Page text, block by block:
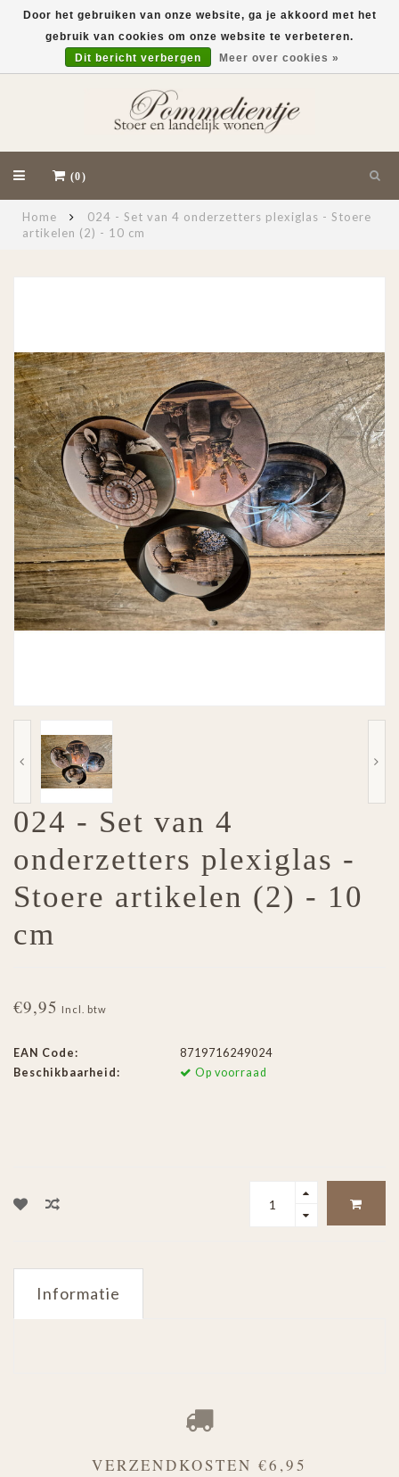
(0)
Home
024 - Set van 4 onderzetters plexiglas - Stoere
artikelen (2) - 10 cm
024 - Set van 4
onderzetters plexiglas -
Stoere artikelen (2) - 10
cm
€9,95 Incl. btw
EAN Code:
8719716249024
Beschikbaarheid:
Op voorraad
Informatie
Door het gebruiken van onze website, ga je akkoord met het
gebruik van cookies om onze website te verbeteren.
Dit bericht verbergen
Meer over cookies »
VERZENDKOSTEN €6,95